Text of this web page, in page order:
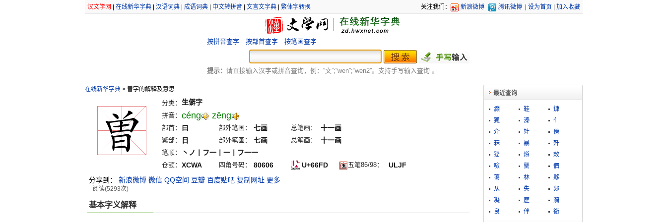
汉文学网 在线新华字典| 汉语词典| 成语词典| 中文转拼音| 文言文字典| 繁体字转换 关注我们： 新浪微博 腾讯微博 设为首页 加入收藏
按拼音查字 按部首查字 按笔画查字
提示： 请直接输入汉字或拼音查询，例：“文”;“wen”;“wen2”。支持手写输入查询 。
在线新华字典 >曽字的解释及意思
分类： 生僻字
拼音： céng zēng
部首： 曰 部外笔画： 七画 总笔画： 十一画
繁部： 日 部外笔画： 七画 总笔画： 十一画
笔顺： 丶ノ丨フ一丨一丨フ一一
仓颉： XCWA 四角号码： 80606 U+66FD 五笔86/98：
ULJF
分享到：
新浪微博 微信 QQ空间 豆瓣 百度贴吧 复制网址 更多
阅读(5293次)
基本字义解释
最近查询
癫 鞋
鏮
狐
溱
亻
介
竍
傍
菻
暴
歼
峱
燇
敇
噞
驡
伵
蔼
林
夥
从
失
郂
凝
歴
漪
良
伴 銜